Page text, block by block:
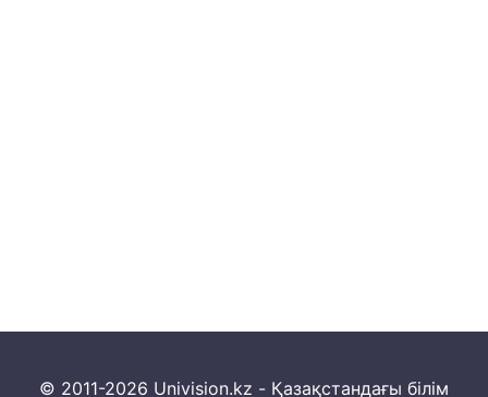
© 2011-2026 Univision.kz - Қазақстандағы білім